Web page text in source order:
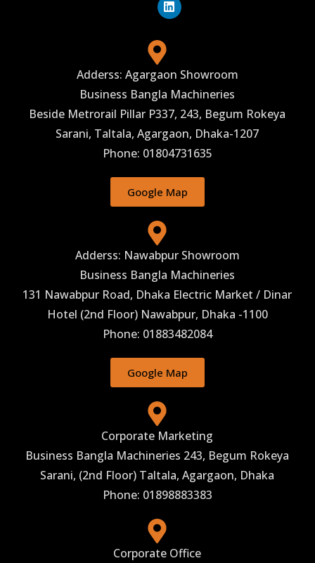
Adderss: Agargaon Showroom
Business Bangla Machineries
Beside Metrorail Pillar P337, 243, Begum Rokeya
Sarani, Taltala, Agargaon, Dhaka-1207
Phone: 01804731635
Google Map
Adderss: Nawabpur Showroom
Business Bangla Machineries
131 Nawabpur Road, Dhaka Electric Market / Dinar
Hotel (2nd Floor) Nawabpur, Dhaka -1100
Phone: 01883482084
Google Map
Phone: 01898883383
Corporate Marketing
Business Bangla Machineries 243, Begum Rokeya
Sarani, (2nd Floor) Taltala, Agargaon, Dhaka
Corporate Office